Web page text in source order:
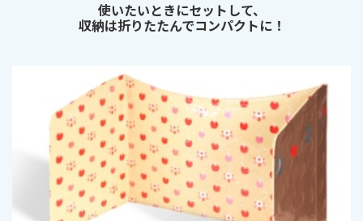
使いたいときにセットして、
収納は折りたたんでコンパクトに！